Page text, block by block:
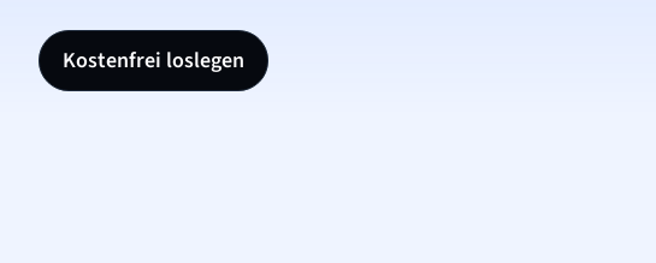
Kostenfrei loslegen